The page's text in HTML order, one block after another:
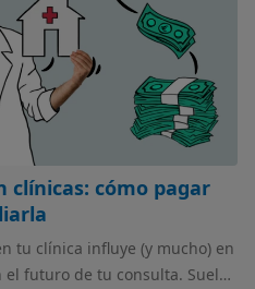
clínicas: cómo pagar
tu clínica influye (y mucho) en
futuro de tu consulta. Sueldo